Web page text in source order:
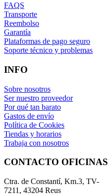
FAQS
Transporte
Reembolso
Garantía
Plataformas de pago seguro
Soporte técnico y problemas
INFO
Sobre nosotros
Ser nuestro proveedor
Por qué tan barato
Gastos de envío
Política de Cookies
Tiendas y horarios
Trabaja con nosotros
CONTACTO OFICINAS
Ctra. de Constantí, Km.3, TV-
7211, 43204 Reus